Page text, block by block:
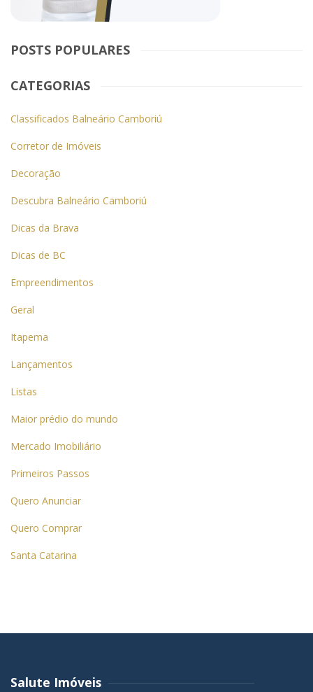
POSTS POPULARES
CATEGORIAS
Classificados Balneário Camboriú
Corretor de Imóveis
Decoração
Descubra Balneário Camboriú
Dicas da Brava
Dicas de BC
Empreendimentos
Geral
Itapema
Lançamentos
Listas
Maior prédio do mundo
Mercado Imobiliário
Primeiros Passos
Quero Anunciar
Quero Comprar
Santa Catarina
Salute Imóveis